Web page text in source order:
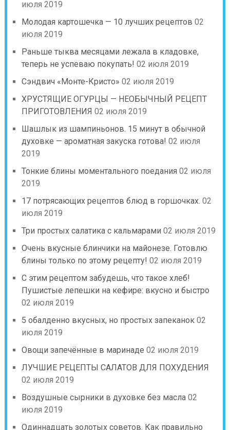
июля 2019
Молодая картошечка — 10 лучших рецептов 02
июля 2019
Раньше тыква месяцами лежала в кладовке,
теперь не успеваю покупать! 02 июля 2019
Сэндвич «Монте-Кристо» 02 июля 2019
ХРУСТЯЩИЕ ОГУРЦЫ — НЕОБЫЧНЫЙ РЕЦЕПТ
ПРИГОТОВЛЕНИЯ 02 июля 2019
Шашлык из шампиньонов. 15 минут в обычной
духовке — ароматная закуска готова! 02 июля
2019
Тонкие блины моментального поедания 02 июля
2019
17 потрясающих рецептов блюд в горшочках. 02
июля 2019
Три простых салатика с кальмарами 02 июля 2019
Очень вкусные блинчики на майонезе. Готовлю
блины только по этому рецепту! 02 июля 2019
С этим рецептом забудешь, что такое хлеб!
Пушистые лепешки на кефире: вкусно и быстро
02 июля 2019
5 обалденно вкусных, но простых запеканок 02
июля 2019
Овощи запечённые в маринаде 02 июля 2019
ЛУЧШИЕ РЕЦЕПТЫ САЛАТОВ ДЛЯ ПОХУДЕНИЯ
02 июля 2019
Воздушные сырники в духовке без масла 02
июля 2019
Одиннадцать золотых советов. Как правильно